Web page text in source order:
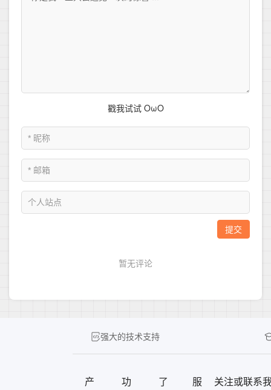
强大的技术支持
产
功
了
服
关注或联系